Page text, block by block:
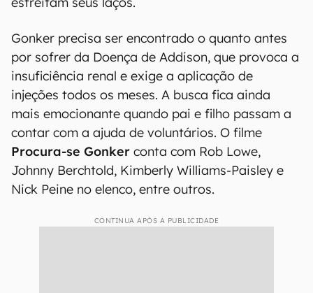
Procura-se Gonkeré um filme emocionante de
aventura que conta a história de um jovem que,
ao fazer uma caminhada na Trilha dos
Apalaches, perde seucachorrochamado Gonker.
Então, com a ajuda do pai, eles começam a fazer
uma busca incessante pelo animal, enquanto
estreitam seus laços.
por sofrer da Doença de Addison, que provoca a